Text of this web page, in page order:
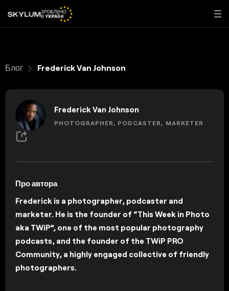
Блог Frederick Van Johnson
Frederick Van Johnson
PHOTOGRAPHER, PODCASTER, MARKETER
Про автора
Frederick is a photographer, podcaster and
marketer. He is the founder of “This Week in Photo
aka TWiP”, one of the most popular photography
podcasts, and the founder of the TWiP PRO
Community, a highly engaged collective of friendly
photographers.